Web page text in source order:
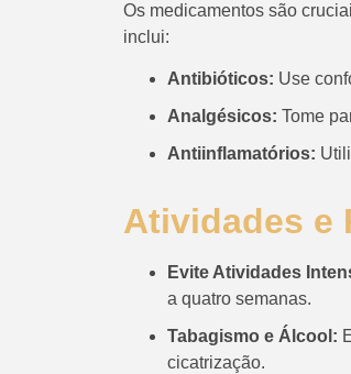
Os medicamentos são
inclui:
Antibióticos: Use
Analgésicos: Tome
Antiinflamatórios:
Atividades e
Evite Atividades
a quatro semanas.
Tabagismo e Álcool:
cicatrização.